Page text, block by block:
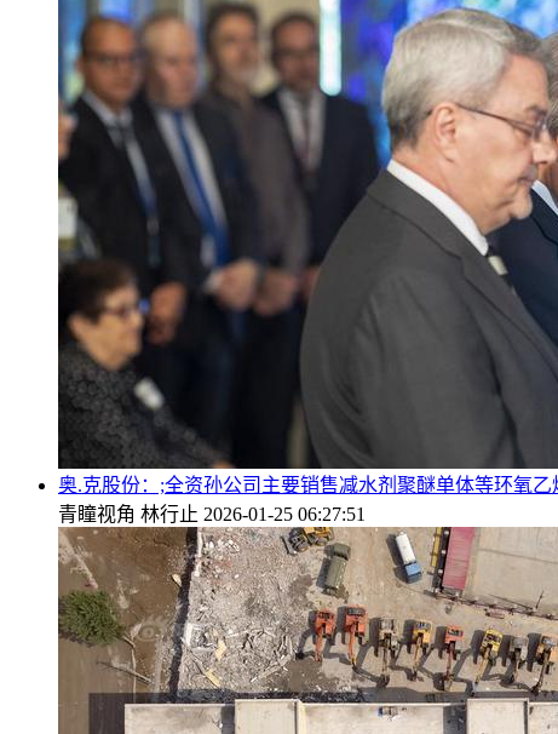
奥.克股份：;全资孙公司主要销售减水剂聚醚单体等环氧
青瞳视角 林行止 2026-01-25 06:27:51